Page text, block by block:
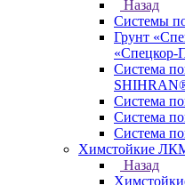
Назад
Системы
Грунт
«Спецкор-
Система
Система
Система
Система
Химстойкие
Назад